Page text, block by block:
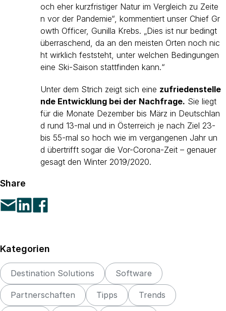
och eher kurzfristiger Natur im Vergleich zu Zeite
n vor der Pandemie“, kommentiert unser Chief Gr
owth Officer, Gunilla Krebs. „Dies ist nur bedingt
überraschend, da an den meisten Orten noch nic
ht wirklich feststeht, unter welchen Bedingungen
eine Ski-Saison stattfinden kann.“
Unter dem Strich zeigt sich eine zufriedenstelle
nde Entwicklung bei der Nachfrage. Sie liegt
für die Monate Dezember bis März in Deutschlan
d rund 13-mal und in Österreich je nach Ziel 23-
bis 55-mal so hoch wie im vergangenen Jahr un
d übertrifft sogar die Vor-Corona-Zeit – genauer
gesagt den Winter 2019/2020.
Share
Kategorien
Destination Solutions Software
Partnerschaften Tipps Trends